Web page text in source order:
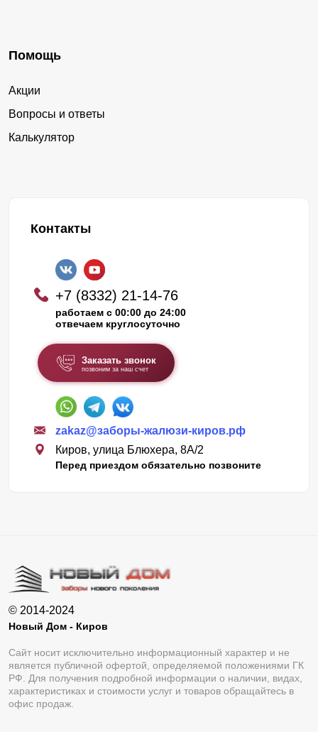
Помощь
Акции
Вопросы и ответы
Калькулятор
Контакты
+7 (8332) 21-14-76
работаем с 00:00 до 24:00
отвечаем круглосуточно
Заказать звонок
позвоним за наш счет
zakaz@заборы-жалюзи-киров.рф
Киров, улица Блюхера, 8А/2
Перед приездом обязательно позвоните
© 2014-2024
Новый Дом - Киров
Сайт носит исключительно информационный характер и не
является публичной офертой, определяемой положениями ГК
РФ. Для получения подробной информации о наличии, видах,
характеристиках и стоимости услуг и товаров обращайтесь в
офис продаж.